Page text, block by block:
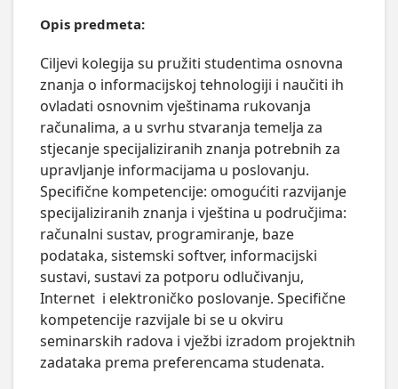
Opis predmeta:
Ciljevi kolegija su pružiti studentima osnovna
znanja o informacijskoj tehnologiji i naučiti ih
ovladati osnovnim vještinama rukovanja
računalima, a u svrhu stvaranja temelja za
stjecanje specijaliziranih znanja potrebnih za
upravljanje informacijama u poslovanju.
Specifične kompetencije: omogućiti razvijanje
specijaliziranih znanja i vještina u područjima:
računalni sustav, programiranje, baze
podataka, sistemski softver, informacijski
sustavi, sustavi za potporu odlučivanju,
Internet  i elektroničko poslovanje. Specifične
kompetencije razvijale bi se u okviru
seminarskih radova i vježbi izradom projektnih
zadataka prema preferencama studenata.